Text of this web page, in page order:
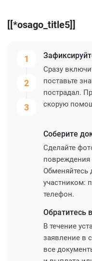
[[*osago_title5]]
1
2
3
Сразу
поставьте
пострадал.
скорую
Соберите
Сделайте
повреждения
участником:
телефон.
Обратитесь
В течение
заявление в
все